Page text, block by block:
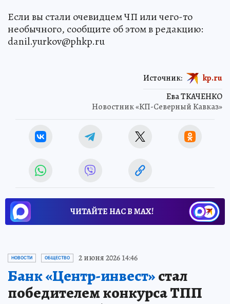
Если вы стали очевидцем ЧП или чего-то
необычного, сообщите об этом в редакцию:
danil.yurkov@phkp.ru
Ева ТКАЧЕНКО
Новостник «КП-Северный Кавказ»
Источник: kp.ru
ЧИТАЙТЕ НАС В МАХ!
НОВОСТИ ОБЩЕСТВО 2 июня 2026 14:46
Банк «Центр-инвест»стал
победителем конкурса ТПП